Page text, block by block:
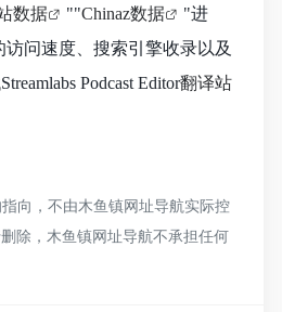
数据 ""Chinaz数据
"进
访问速度、搜索引擎收录以及
Podcast Editor翻译站
向，不由木鱼镇网址导航实际控
除，木鱼镇网址导航不承担任何